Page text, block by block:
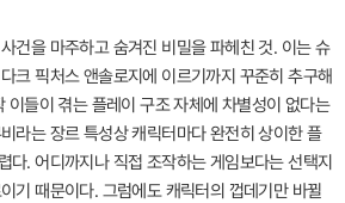
건을 마주하고 숨겨진 비밀을 파헤친 것. 이는 슈
크 픽처스 앤솔로지에 이르기까지 꾸준히 추구해
이들이 겪는 플레이 구조 자체에 차별성이 없다는
라는 장르 특성상 캐릭터마다 완전히 상이한 플
다. 어디까지나 직접 조작하는 게임보다는 선택지
기 때문이다. 그럼에도 캐릭터의 껍데기만 바뀔